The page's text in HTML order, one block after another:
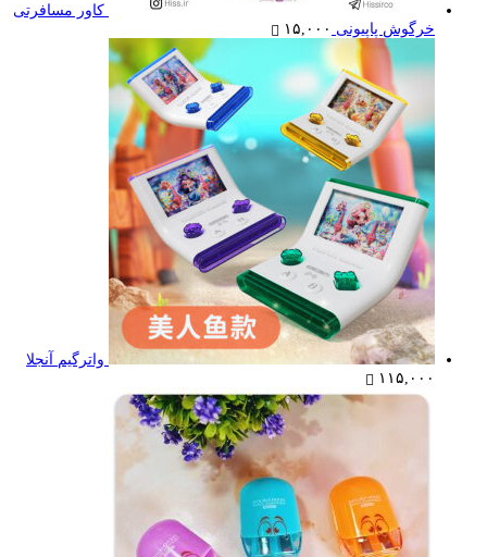
کاور مسافرتی
خرگوش پاپیونی ۱۵,۰۰۰
واترگیم آنجلا
۱۱۵,۰۰۰